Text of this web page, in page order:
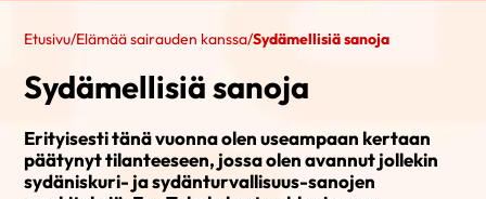
Etusivu/Elämää sairauden kanssa/Sydämellisiä sanoja
Sydämellisiä sanoja
Erityisesti tänä vuonna olen useampaan kertaan
päätynyt tilanteeseen, jossa olen avannut jollekin
sydäniskuri- ja sydänturvallisuus-sanojen